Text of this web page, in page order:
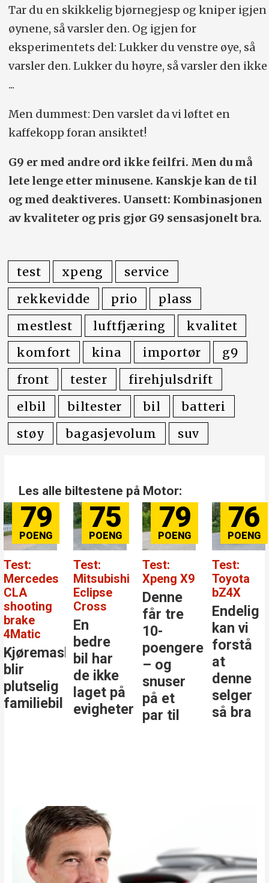
Tar du en skikkelig bjørnegjesp og kniper igjen
øynene, så varsler den. Og igjen for
eksperimentets del: Lukker du venstre øye, så
varsler den. Lukker du høyre, så varsler den ikke
...
Men dummest: Den varslet da vi løftet en
kaffekopp foran ansiktet!
G9 er med andre ord ikke feilfri. Men du må
lete lenge etter minusene. Kanskje kan de til
og med deaktiveres. Uansett: Kombinasjonen
av kvaliteter og pris gjør G9 sensasjonelt bra.
test xpeng
service
rekkevidde
prio
plass
mestlest
luftfjæring
kvalitet
komfort
kina importør
g9
front
tester
firehjulsdrift
elbil
biltester bil
batteri
støy
bagasjevolum suv
Les alle biltestene på Motor:
75
Test:
Mitsubishi
Eclipse
Cross
En
bedre
bil har
de ikke
laget på
evigheter
79
Test:
Xpeng X9
Denne
får tre
10-
poengere
– og
snuser
på et
par til
76
Test:
Toyota
bZ4X
Endelig
kan vi
forstå
at
denne
selger
så bra
84
Test:
Benz GLC
Den
største
stjernen
i
klassen